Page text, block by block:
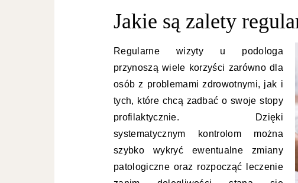
Jakie są zalety
Regularne wizyty u podologa
przynoszą wiele korzyści zarówno dla
osób z problemami zdrowotnymi, jak i
tych, które chcą zadbać o swoje stopy
profilaktycznie. Dzięki
systematycznym kontrolom można
szybko wykryć ewentualne zmiany
patologiczne oraz rozpocząć leczenie